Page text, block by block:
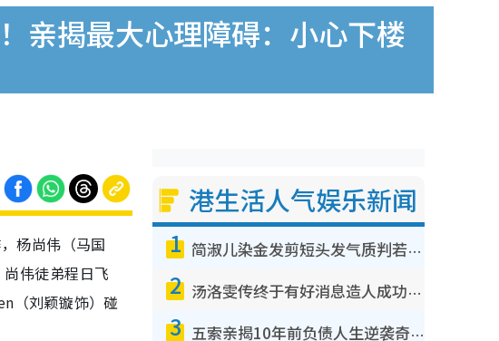
亲揭最大心理障碍：小心下楼
杨尚伟（马国
伟徒弟程日飞
（刘颖镟饰）碰
港生活人气娱乐新闻
1 简淑儿染金发剪短头发气质判若两人！吓坏老公麦大力都认不出：“你做什么？”
2 汤洛雯传终于有好消息造人成功！两大细节曝孕味极浓引猜测：大肚婆先会咁！
3 五索亲揭10年前负债人生逆袭奇迹！全靠去一地方转运后即遇上马先生